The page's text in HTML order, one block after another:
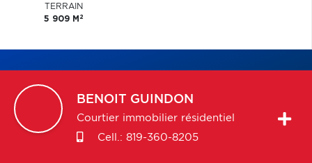
TERRAIN
5 909 M 2
BENOIT GUINDON
Courtier immobilier résidentiel
Cell.: 819-360-8205